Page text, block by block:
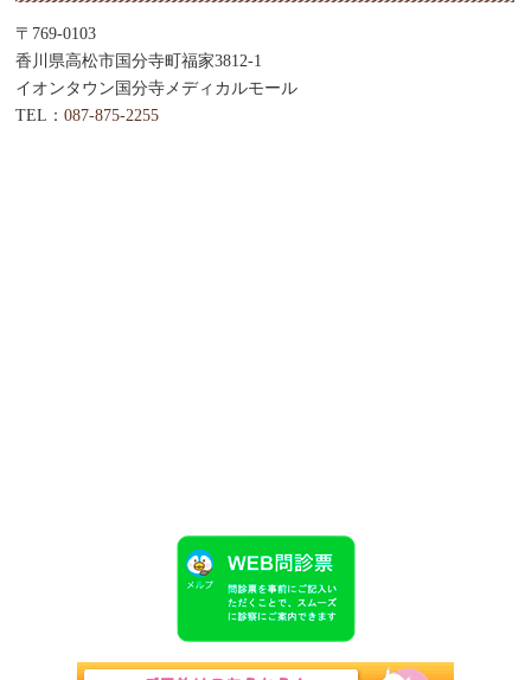
〒769-0103
香川県高松市国分寺町福家3812-1
イオンタウン国分寺メディカルモール
TEL：087-875-2255